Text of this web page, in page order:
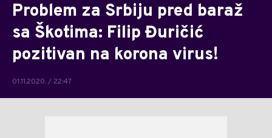
Problem za Srbiju pred baraž
sa Škotima: Filip Đuričić
pozitivan na korona virus!
01.11.2020. / 22:47